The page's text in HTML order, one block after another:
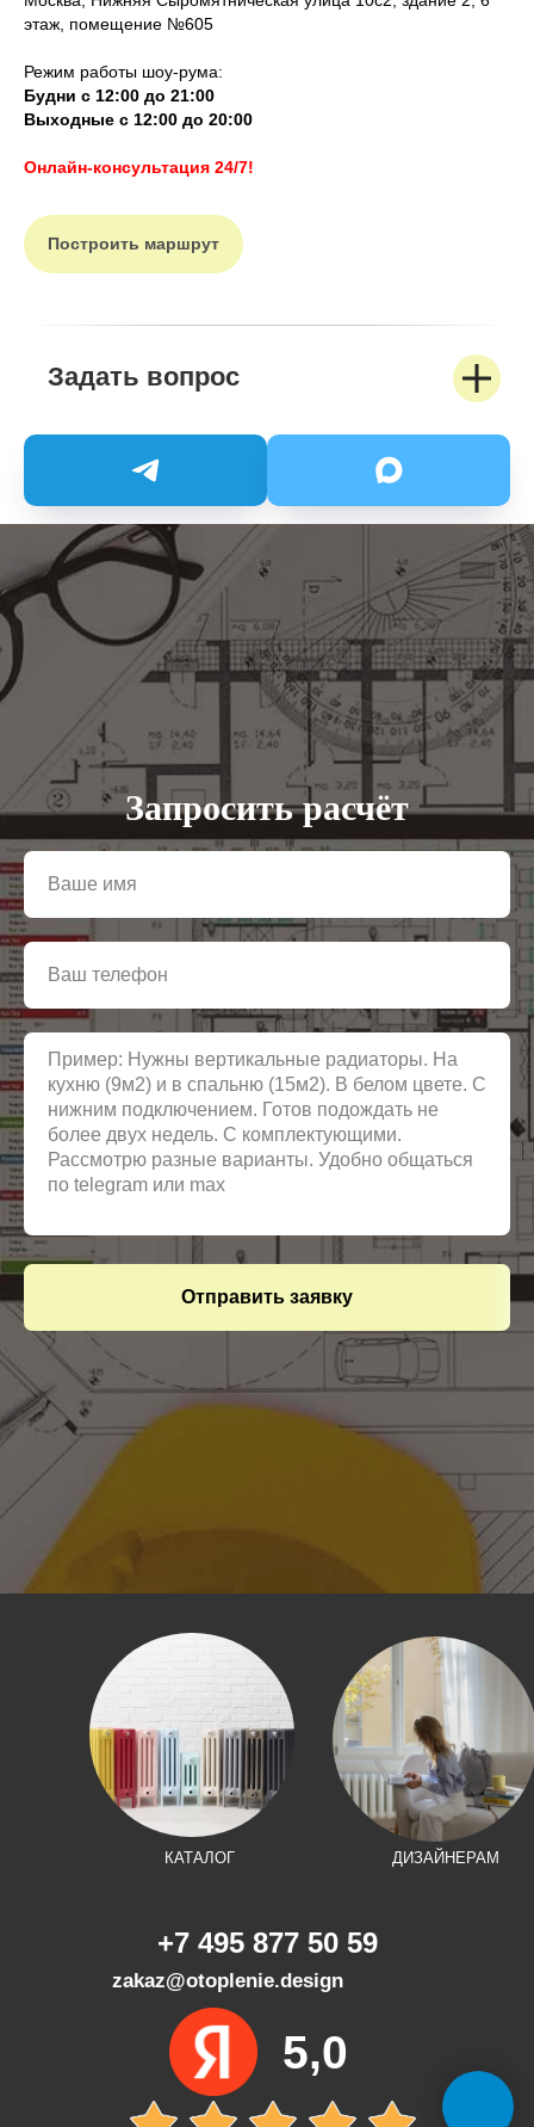
этаж, помещение №605
Режим работы шоу-рума:
Будни с 12:00 до 21:00
Выходные с 12:00 до 20:00
Онлайн-консультация 24/7!
Построить маршрут
Задать вопрос
Запросить расчёт
Отправить заявку
КАТАЛОГ ДИЗАЙНЕРАМ
+7 495 877 50 59
zakaz@otoplenie.design
5,0